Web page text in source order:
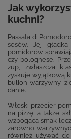
Jak
kuchni?
Passata di
sosów. Jej
pomidorów
czy bolognese.
zup, zwłaszcza
zyskuje wyjątkową
bulion warzywny,
danie.
Włoski przecier
na pizzę, a także
wzbogaca smak
zarówno
również używać